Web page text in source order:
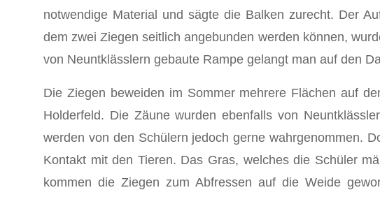
notwendige Material und sägte die Balken zurecht. Der
dem zwei Ziegen seitlich angebunden werden können,
von Neuntklässlern gebaute Rampe gelangt man auf den
Die Ziegen beweiden im Sommer mehrere Flächen auf
Holderfeld. Die Zäune wurden ebenfalls von
werden von den Schülern jedoch gerne wahrgenommen.
Kontakt mit den Tieren. Das Gras, welches die Schüler
kommen die Ziegen zum Abfressen auf die Weide